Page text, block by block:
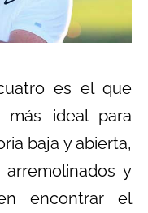
es el que
ideal para
baja y abierta,
y
encontrar el